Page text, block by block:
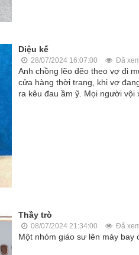
Diệu kế
28/07/2024 16:07:00 Đã
Anh chồng lẽo đẽo theo vợ đi
cửa hàng thời trang, khi vợ
ra kêu đau ầm ỹ. Mọi người vội
Thầy trò
08/07/2024 21:34:00 Đã
Một nhóm giáo sư lên máy